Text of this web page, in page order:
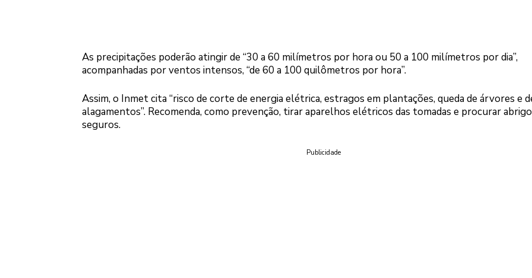
As precipitações poderão atingir de “30 a 60 milímetros por hora ou 50 a 100 milímetros por dia”,
acompanhadas por ventos intensos, “de 60 a 100 quilômetros por hora”.
Assim, o Inmet cita “risco de corte de energia elétrica, estragos em plantações, queda de árvores e
alagamentos”. Recomenda, como prevenção, tirar aparelhos elétricos das tomadas e procurar
seguros.
Publicidade